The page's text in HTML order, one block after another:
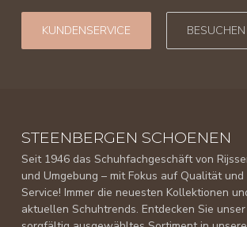
KUNDENSERVICE
STEENBERGEN SCHOENEN
Seit 1946 das Schuhfachgeschäft von
und Umgebung – mit Fokus auf Qualität und
Service! Immer die neuesten Kollektionen
aktuellen Schuhtrends. Entdecken Sie unser